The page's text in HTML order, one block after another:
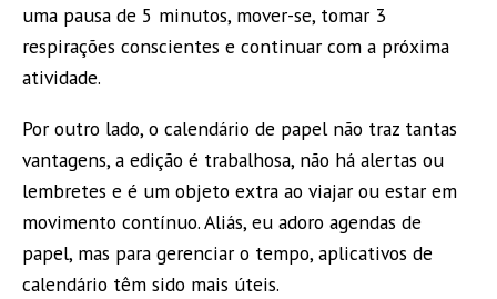
uma pausa de 5 minutos, mover-se, tomar 3
respirações conscientes e continuar com a próxima
atividade.
Por outro lado, o calendário de papel não traz tantas
vantagens, a edição é trabalhosa, não há alertas ou
lembretes e é um objeto extra ao viajar ou estar em
movimento contínuo. Aliás, eu adoro agendas de
papel, mas para gerenciar o tempo, aplicativos de
calendário têm sido mais úteis.